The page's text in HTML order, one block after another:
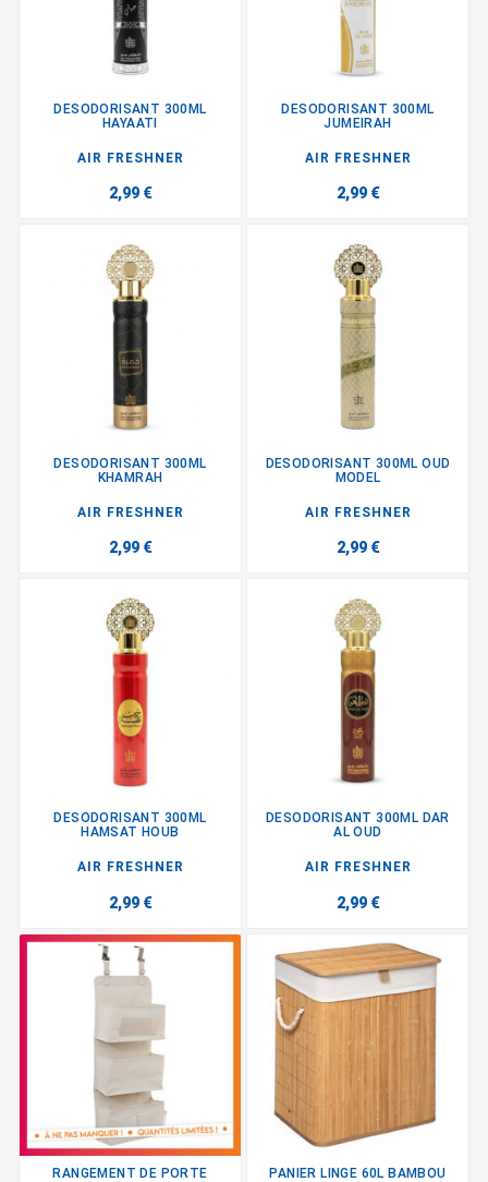
DESODORISANT 300ML
HAYAATI
AIR FRESHNER
2,99 €
DESODORISANT 300ML
JUMEIRAH
AIR FRESHNER
2,99 €
DESODORISANT 300ML
KHAMRAH
AIR FRESHNER
2,99 €
DESODORISANT 300ML OUD
MODEL
AIR FRESHNER
2,99 €
DESODORISANT 300ML
HAMSAT HOUB
AIR FRESHNER
2,99 €
DESODORISANT 300ML DAR
AL OUD
AIR FRESHNER
2,99 €
RANGEMENT DE PORTE PANIER LINGE 60L BAMBOU